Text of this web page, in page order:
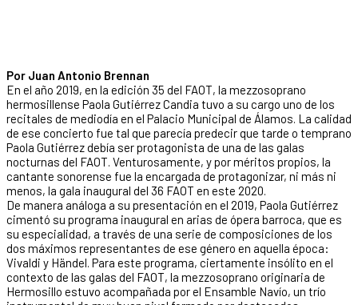
Por Juan Antonio Brennan
En el año 2019, en la edición 35 del FAOT, la mezzosoprano
hermosillense Paola Gutiérrez Candia tuvo a su cargo uno de los
recitales de mediodía en el Palacio Municipal de Álamos. La calidad
de ese concierto fue tal que parecía predecir que tarde o temprano
Paola Gutiérrez debía ser protagonista de una de las galas
nocturnas del FAOT. Venturosamente, y por méritos propios, la
cantante sonorense fue la encargada de protagonizar, ni más ni
menos, la gala inaugural del 36 FAOT en este 2020.
De manera análoga a su presentación en el 2019, Paola Gutiérrez
cimentó su programa inaugural en arias de ópera barroca, que es
su especialidad, a través de una serie de composiciones de los
dos máximos representantes de ese género en aquella época:
Vivaldi y Händel. Para este programa, ciertamente insólito en el
contexto de las galas del FAOT, la mezzosoprano originaria de
Hermosillo estuvo acompañada por el Ensamble Navío, un trío